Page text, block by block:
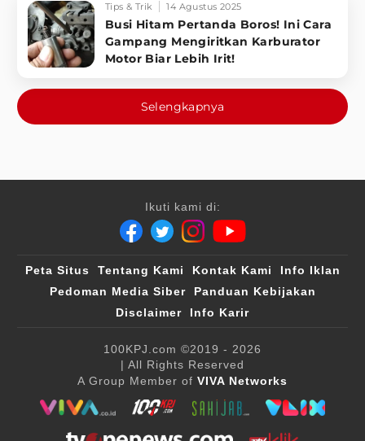
Tips & Trik 14 Agustus 2025
Busi Hitam Pertanda Boros! Ini Cara
Gampang Mengiritkan Karburator
Motor Biar Lebih Irit!
Selengkapnya
Ikuti kami di:
Peta Situs Tentang Kami Kontak Kami
Info Iklan
Pedoman Media Siber
Panduan Kebijakan
Disclaimer
Info Karir
100KPJ.com ©2019 - 2026
| All Rights Reserved
A Group Member of VIVA Networks